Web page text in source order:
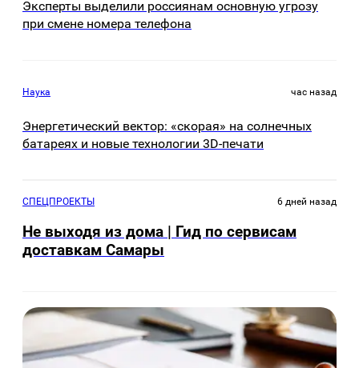
Эксперты выделили россиянам основную угрозу
при смене номера телефона
Наука час назад
Энергетический вектор: «скорая» на солнечных
батареях и новые технологии 3D-печати
СПЕЦПРОЕКТЫ 6 дней назад
Не выходя из дома | Гид по сервисам
доставкам Самары